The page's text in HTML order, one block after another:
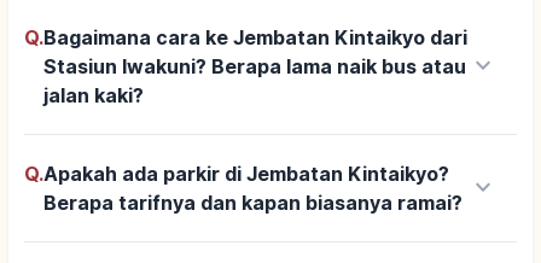
Q.Bagaimana cara ke Jembatan Kintaikyo dari
Stasiun Iwakuni? Berapa lama naik bus atau
jalan kaki?
keyboard_arrow_down
Q.Apakah ada parkir di Jembatan Kintaikyo?
Berapa tarifnya dan kapan biasanya ramai? keyboard_arrow_down